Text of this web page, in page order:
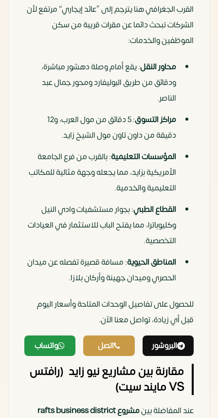
القرب الجغرافي هنا يترجم إلى “عائد إيجاري” مرتفع لأن
الشركات تبحث دائما عن مقرات قريبة من سكن
الموظفين والخدمات:
محاور النقل: يقع أمام وصلة دهشور مباشرة،
ودقائق من طريق البوليفارد ومحور جمال عبد
الناصر.
مراكز التسوق
: 5 دقائق من مول العرب، و12
دقيقة من داون تاون مول الشيخ زايد.
المؤسسات التعليمية: بالقرب من فرع الجامعة
الأمريكية بزايد، مما يجعله وجهة مثالية للمكاتب
التعليمية والخدمية.
القطاع الطبي: بجوار مستشفيات وادي النيل
وكليوباترا، مما يفتح الباب للاستثمار في العيادات
التخصصية.
المناطق الحيوية: مسافة قصيرة تفصله عن ميدان
الحصري وميدان جهينة وأركان بلازا.
للحصول على تفاصيل الوحدات المتاحة وأسعار اليوم
قبل أي زيادة، تواصل معنا الآن.
البروشور اتصل واتساب
مقارنة بين مشاريع نيو زايد (رافتس
VS مايند سيت)
عند المفاضلة بين
مشروع rafts business district